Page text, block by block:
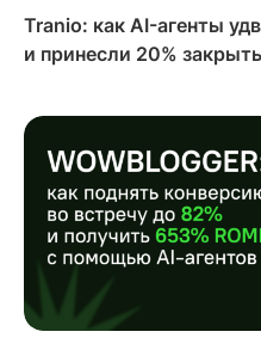
Tranio: как AI-агенты
и принесли 20%